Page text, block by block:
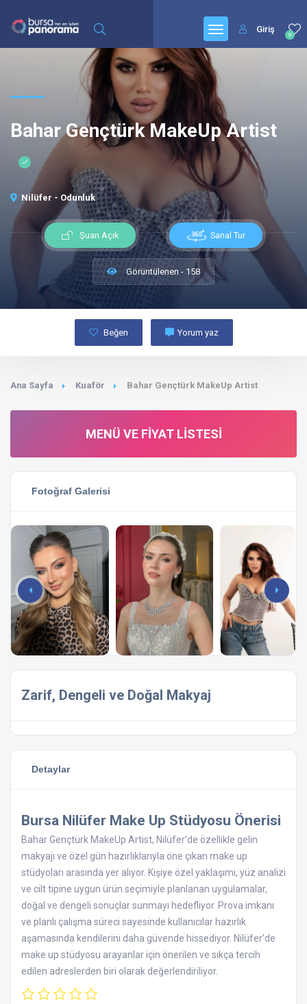
0
Giriş
Bahar Gençtürk MakeUp Artist
Nilüfer - Odunluk
Şuan Açık Sanal Tur
Görüntülenen - 158
Beğen Yorum yaz
Ana Sayfa Kuaför Bahar Gençtürk MakeUp Artist
MENÜ VE FIYAT LISTESI
Fotoğraf Galerisi
Zarif, Dengeli ve Doğal Makyaj
Detaylar
Bursa Nilüfer Make Up Stüdyosu Önerisi
Bahar Gençtürk MakeUp Artist, Nilüfer’de özellikle gelin
makyajı ve özel gün hazırlıklarıyla öne çıkan make up
stüdyoları arasında yer alıyor. Kişiye özel yaklaşımı, yüz analizi
ve cilt tipine uygun ürün seçimiyle planlanan uygulamalar,
doğal ve dengeli sonuçlar sunmayı hedefliyor. Prova imkanı
ve planlı çalışma süreci sayesinde kullanıcılar hazırlık
aşamasında kendilerini daha güvende hissediyor. Nilüfer’de
make up stüdyosu arayanlar için önerilen ve sıkça tercih
edilen adreslerden biri olarak değerlendiriliyor.